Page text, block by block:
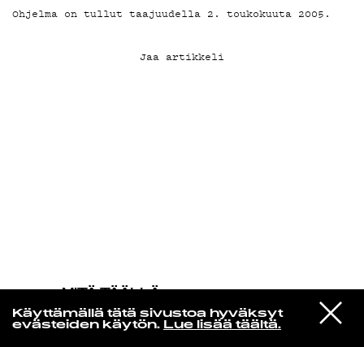
Käyttämällä tätä sivustoa hyväksyt
evästeiden käytön. Lue lisää täältä.
VIESTI
STUDIOON
MITÄ TÄÄLLÄ
Faye Webster
He Loves Me Yeah!
KIRJAUDU SISÄÄN
Ohjelma on tullut taajuudella 2. toukokuuta 2005.
Jaa artikkeli